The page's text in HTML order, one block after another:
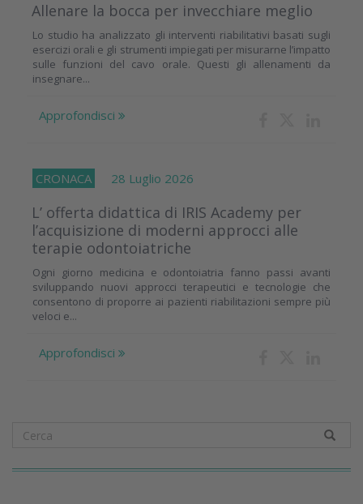
Allenare la bocca per invecchiare meglio
Lo studio ha analizzato gli interventi riabilitativi basati sugli
esercizi orali e gli strumenti impiegati per misurarne l’impatto
sulle funzioni del cavo orale. Questi gli allenamenti da
insegnare...
Approfondisci
CRONACA 28 Luglio 2026
L’ offerta didattica di IRIS Academy per
l’acquisizione di moderni approcci alle
terapie odontoiatriche
Ogni giorno medicina e odontoiatria fanno passi avanti
sviluppando nuovi approcci terapeutici e tecnologie che
consentono di proporre ai pazienti riabilitazioni sempre più
veloci e...
Approfondisci